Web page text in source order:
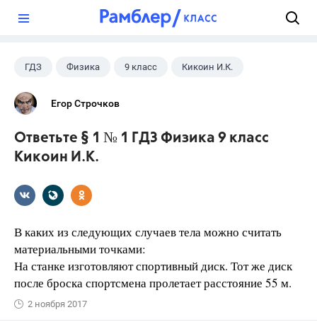
ГДЗ Физика 9 класс Кикоин И.К.
Егор Строчков
Ответьте § 1 № 1 ГДЗ Физика 9 класс
Кикоин И.К.
В каких из следующих случаев тела можно считать
материальными точками:
На станке изготовляют спортивный диск. Тот же диск
после броска спортсмена пролетает расстояние 55 м.
2 ноября 2017